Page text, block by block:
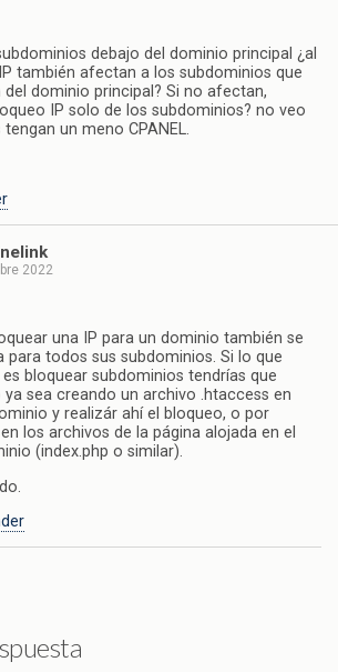
debajo del dominio principal ¿al
también afectan a los subdominios que
del dominio principal? Si no afectan,
IP solo de los subdominios? no veo
un meno CPANEL.
2022
una IP para un dominio también se
para todos sus subdominios. Si lo que
bloquear subdominios tendrías que
ya sea creando un archivo .htaccess en
y realizár ahí el bloqueo, o por
los archivos de la página alojada en el
(index.php o similar).